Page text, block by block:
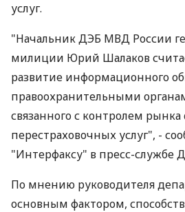
услуг.
"Начальник ДЭБ МВД России
милиции Юрий Шалаков
развитие информационного
правоохранительными
связанного с контролем рынка
перестраховочных услуг", -
"Интерфаксу" в пресс-службе
По мнению руководителя
основным фактором,